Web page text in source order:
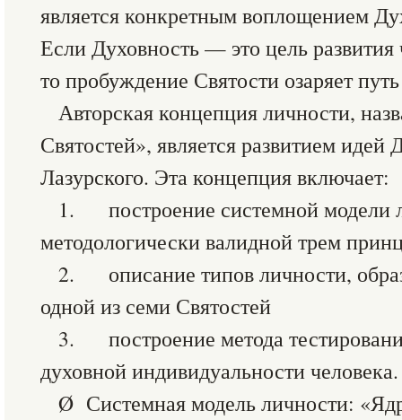
является конкретным воплощением
Если Духовность — это цель развития
то пробуждение Святости озаряет
Авторская концепция личности,
Святостей», является развитием
Лазурского. Эта концепция включает:
1. построение системной модели
методологически валидной трем
2. описание типов личности,
одной из семи Святостей
3. построение метода
духовной индивидуальности человека.
Ø Системная модель личности: